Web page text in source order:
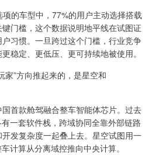
的车型中，77%的用户主动选择搭载
门槛，这个数据说明地平线在试图证
习惯。一旦跨过这个门槛，行业竞争
稳定、更低压、更可持续地被使用。
家”方向推起来的，是星空和
首款舱驾融合整车智能体芯片。过去
一套软件栈，跨域协同全靠外部链路
发复杂度一起叠上去。星空试图用一
计算从分离域控推向中央计算。